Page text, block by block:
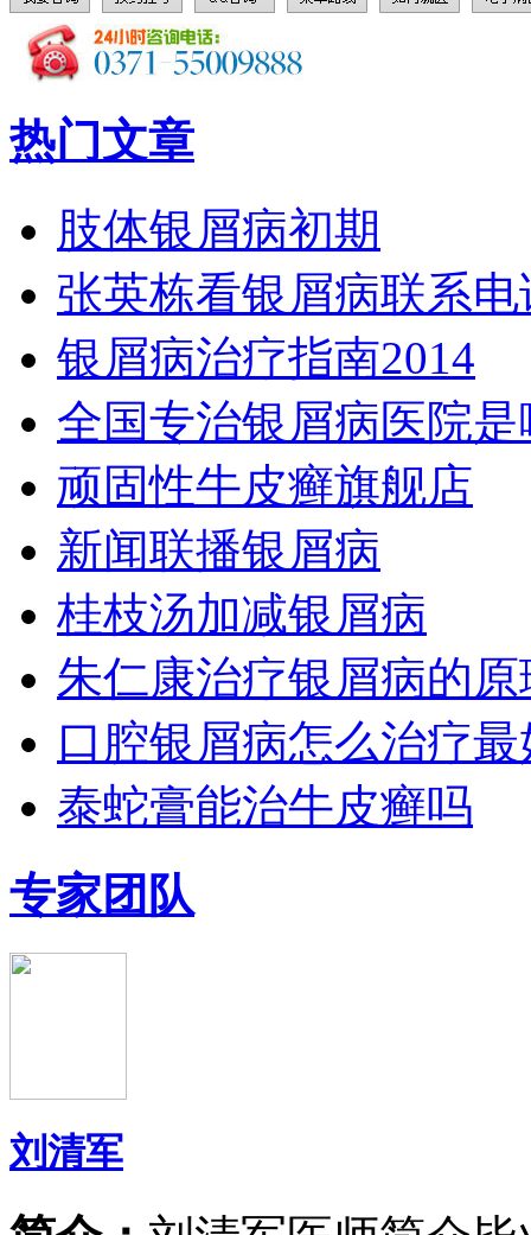
热门文章
肢体银屑病初期
张英栋看银屑病联系电
银屑病治疗指南2014
全国专治银屑病医院
顽固性牛皮癣旗舰店
新闻联播银屑病
桂枝汤加减银屑病
朱仁康治疗银屑病的原
口腔银屑病怎么治疗最
泰蛇膏能治牛皮癣吗
专家团队
刘清军